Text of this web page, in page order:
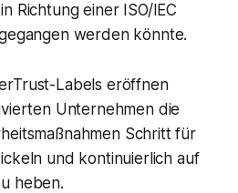
Richtung einer ISO/IEC
werden könnte.
Labels eröffnen
Unternehmen die
Schritt für
und kontinuierlich auf
heben.